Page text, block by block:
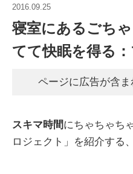
2016.09.25
寝室にあるごち
てて快眠を得る
ページに広告が含ま
スキマ時間にちゃちゃち
ロジェクト」を紹介する